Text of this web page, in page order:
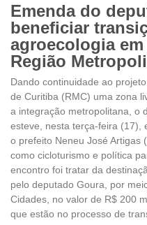
Emenda do
beneficiar
agroecologia
Região
Dando continuidade ao
de Curitiba (RMC) uma zona
a integração metropolitana, o
esteve, nesta terça-feira (17),
o prefeito Neneu José Artigas
como cicloturismo e política
encontro foi tratar da
pelo deputado Goura, por
Cidades, no valor de R$ 200
que estão no processo de